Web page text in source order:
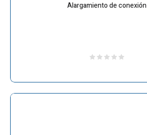
Alargamiento de conexión